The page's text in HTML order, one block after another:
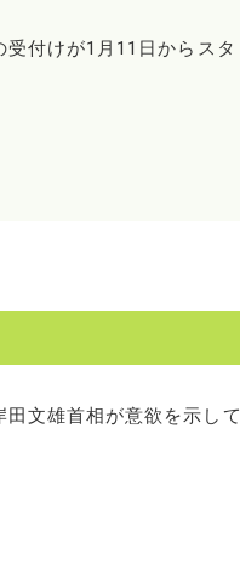
付けが1月11日からスタ
文雄首相が意欲を示して